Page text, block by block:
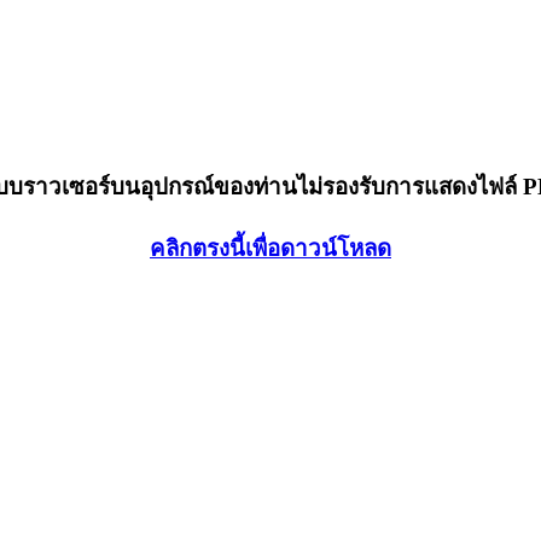
บราวเซอร์บนอุปกรณ์ของท่านไม่รองรับการแสดงไฟล์
คลิกตรงนี้เพื่อดาวน์โหลด